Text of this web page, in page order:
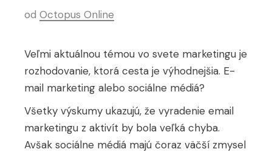
od Octopus Online
Veľmi aktuálnou témou vo svete marketingu je
rozhodovanie, ktorá cesta je výhodnejšia. E-
mail marketing alebo sociálne médiá?
Všetky výskumy ukazujú, že vyradenie email
marketingu z aktivít by bola veľká chyba.
Avšak sociálne médiá majú čoraz väčší zmysel